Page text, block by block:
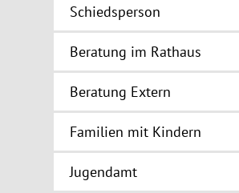
Schiedsperson
Beratung im Rathaus
Beratung Extern
Familien mit Kindern
Jugendamt